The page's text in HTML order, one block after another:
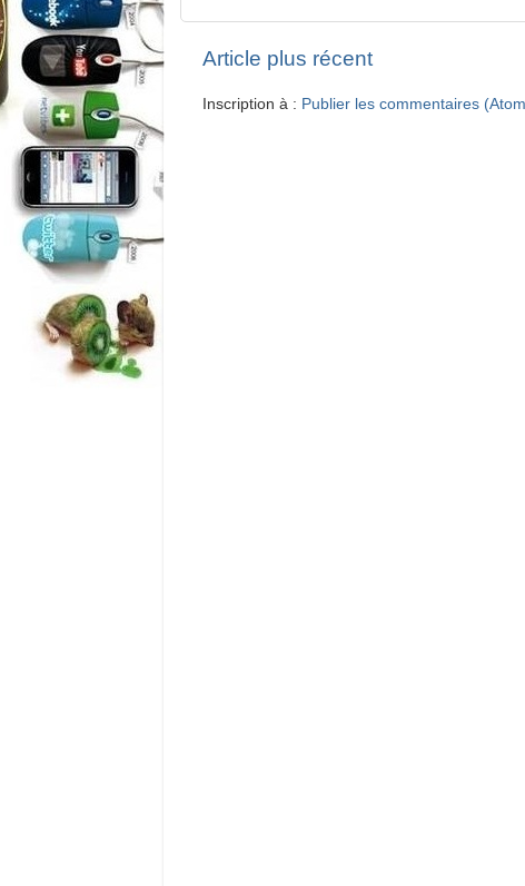
Article plus récent
Inscription à : Publier les commentaires